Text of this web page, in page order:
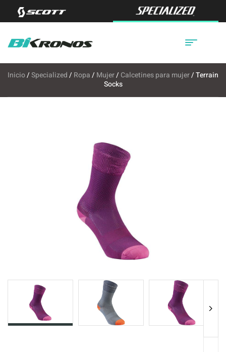
Inicio/Specialized/ Ropa/ Mujer/ Calcetines para mujer/ Terrain
Socks